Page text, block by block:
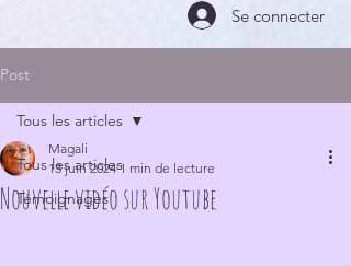
Se connecter
Post
Tous les articles
Témoignages
Tous les articles
Nouvelle vidéo sur Youtube
Magali
13 juin 2024 1 min de lecture